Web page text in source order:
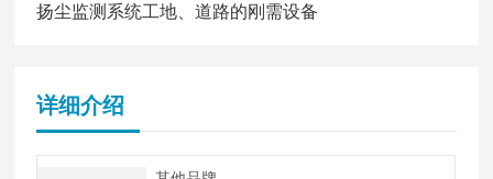
扬尘监测系统工地、道路的刚需设备
详细介绍